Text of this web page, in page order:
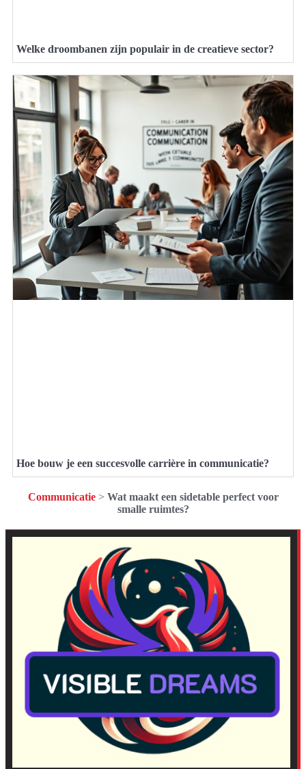
Welke droombanen zijn populair in de creatieve sector?
Hoe bouw je een succesvolle carrière in communicatie?
Communicatie> Wat maakt een sidetable perfect voor
smalle ruimtes?